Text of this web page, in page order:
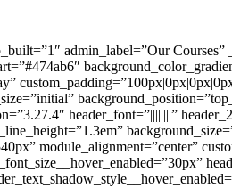
et_pb_row][/et_pb_section][et_pb_section
custom_padding__hover=”|||”][et_pb_text _builder_version=”3.27.4″
module_alignment=”center”